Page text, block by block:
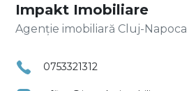
Impakt Imobiliare
Agenție imobiliară Cluj-Napoca
0753321312